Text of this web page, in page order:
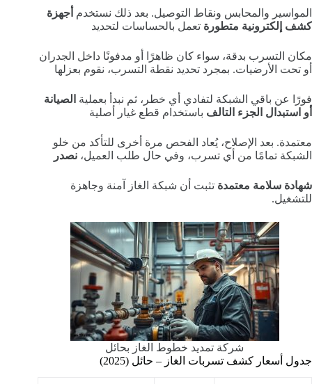
المواسير والمحابس ونقاط التوصيل. بعد ذلك نستخدم أجهزة
كشف إلكترونية متطورة تعمل بالحساسات لتحديد
مكان التسرب بدقة، سواء كان ظاهرًا أو مدفونًا داخل الجدران
أو تحت الأرضيات. بمجرد تحديد نقطة التسرب، نقوم بعزلها
فورًا عن باقي الشبكة لتفادي أي خطر، ثم نبدأ بعملية الصيانة
أو استبدال الجزء التالف باستخدام قطع غيار أصلية
معتمدة. بعد الإصلاح، يُعاد الفحص مرة أخرى للتأكد من خلو
الشبكة تمامًا من أي تسرب، وفي حال طلب العميل، نصدر
شهادة سلامة معتمدة تثبت أن شبكة الغاز آمنة وجاهزة
للتشغيل.
شركة تمديد خطوط الغاز بحائل
جدول أسعار كشف تسربات الغاز – حائل (2025)